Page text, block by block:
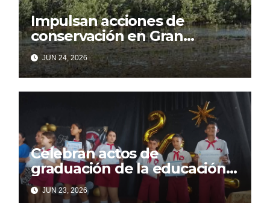
Impulsan acciones de
conservación en Gran
Humedal
JUN 24, 2026
Celebran actos de
graduación de la educación
primaria en Morón
JUN 23, 2026